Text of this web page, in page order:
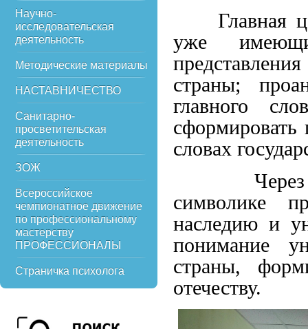
Научно-
исследовательская
деятельность
Методические материалы
НАСТАВНИЧЕСТВО
Санитарно-
просветительская
деятельность
ЗОЖ
Всероссийское
чемпионатное движение
по профессиональному
мастерству
ПРОФЕССИОНАЛЫ
Страничка психолога
Главная
уже
страны;
главного
словах
Через
символике
наследию и
понимание
страны,
отечеству.